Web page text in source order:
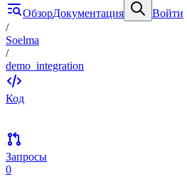
ОбзорДокументация
Войти
/
Soelma
/
demo_integration
Код
Запросы
0